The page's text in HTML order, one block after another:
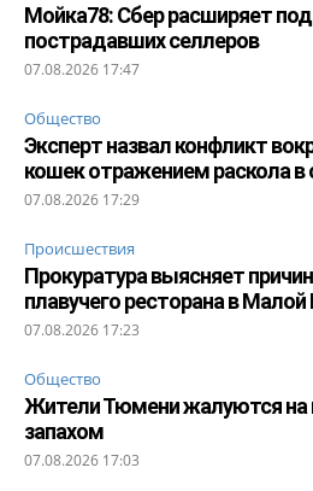
Мойка78: Сбер расширяет
пострадавших селлеров
07.08.2026 17:47
Общество
Эксперт назвал конфликт
кошек отражением раскола
07.08.2026 17:29
Происшествия
Прокуратура выясняет
плавучего ресторана в Малой
07.08.2026 17:23
Общество
Жители Тюмени жалуются на
запахом
07.08.2026 17:03